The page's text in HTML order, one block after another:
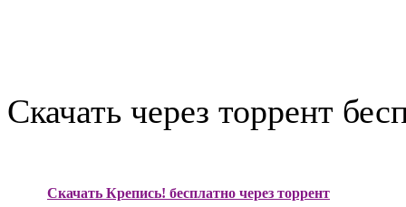
Скачать через торрент
Скачать Крепись! бесплатно через торрент